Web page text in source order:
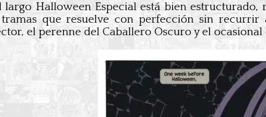
largo Halloween Especial está bien estructurado,
que resuelve con perfección sin
el perenne del Caballero Oscuro y el